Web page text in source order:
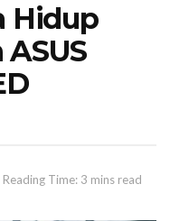
Hidup
Reading Time: 3 mins read